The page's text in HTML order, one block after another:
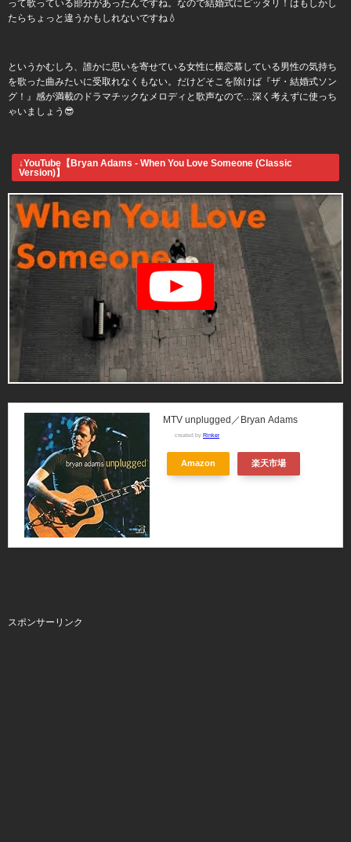
って歌っている部分があったんですね。なので結婚式にピッタリ！はもしかし
たらちょっと違うかもしれないですね💧
というかむしろ、誰かに思いを寄せている女性に横恋慕している男性の気持ち
を歌った曲みたいに受取れなくもない。だけどそこを除けば『ザ・結婚式ソン
グ！』感が満載のドラマチックなメロディと歌声なので…深く考えずに使っち
ゃいましょう😎
↓YouTube【Bryan Adams - When You Love Someone (Classic
Version)】
MTV unplugged／Bryan Adams
created by Rinker
Amazon 楽天市場
スポンサーリンク